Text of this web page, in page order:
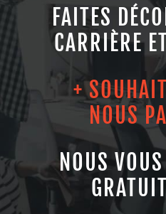
FAITES
CARRIÈRE
+
NOUS
NOUS